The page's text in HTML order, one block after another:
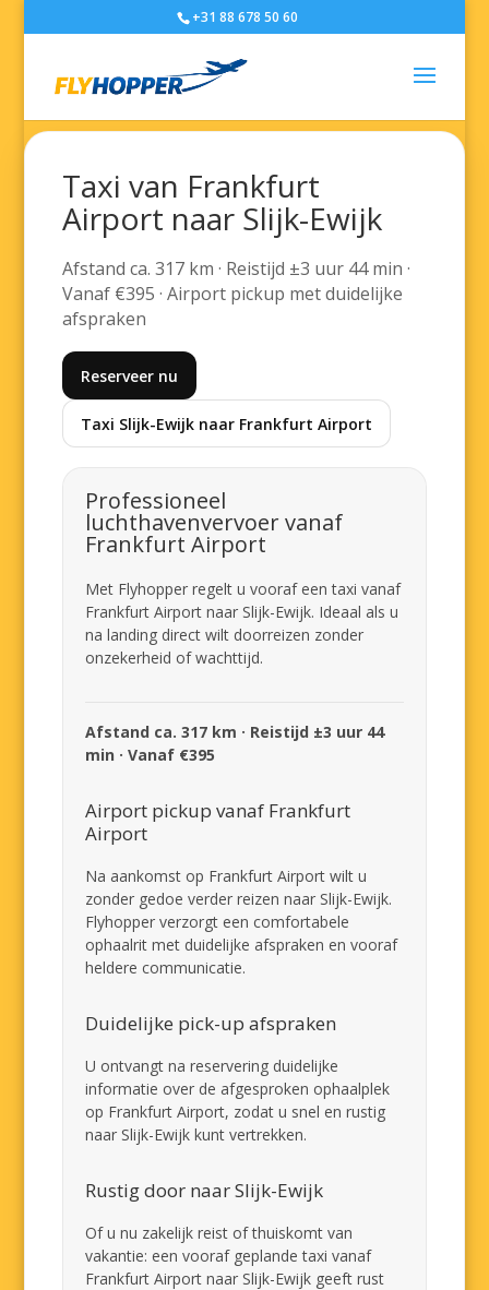
+31 88 678 50 60
Taxi van Frankfurt
Airport naar Slijk-Ewijk
Afstand ca. 317 km · Reistijd ±3 uur 44 min ·
Vanaf €395 · Airport pickup met duidelijke
afspraken
Reserveer nu
Taxi Slijk-Ewijk naar Frankfurt Airport
Professioneel
luchthavenvervoer vanaf
Frankfurt Airport
Met Flyhopper regelt u vooraf een taxi vanaf
Frankfurt Airport naar Slijk-Ewijk. Ideaal als u
na landing direct wilt doorreizen zonder
onzekerheid of wachttijd.
Afstand ca. 317 km · Reistijd ±3 uur 44
min · Vanaf €395
Airport pickup vanaf Frankfurt
Airport
Na aankomst op Frankfurt Airport wilt u
zonder gedoe verder reizen naar Slijk-Ewijk.
Flyhopper verzorgt een comfortabele
ophaalrit met duidelijke afspraken en vooraf
heldere communicatie.
Duidelijke pick-up afspraken
U ontvangt na reservering duidelijke
informatie over de afgesproken ophaalplek
op Frankfurt Airport, zodat u snel en rustig
naar Slijk-Ewijk kunt vertrekken.
Rustig door naar Slijk-Ewijk
Of u nu zakelijk reist of thuiskomt van
vakantie: een vooraf geplande taxi vanaf
Frankfurt Airport naar Slijk-Ewijk geeft rust